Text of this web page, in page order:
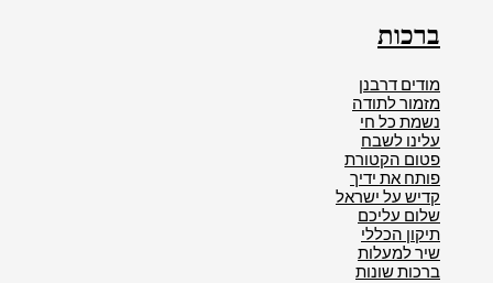
ברכות
מודים דרבנן
מזמור לתודה
נשמת כל חי
עלינו לשבח
פטום הקטורת
פותח את ידיך
קדיש על ישראל
שלום עליכם
תיקון הכללי
שיר למעלות
ברכות שונות